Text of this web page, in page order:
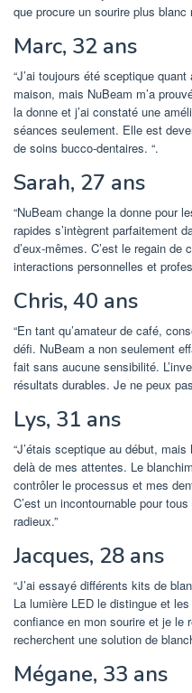
que procure un sourire plus blanc
Marc, 32 ans
“J’ai toujours été sceptique
maison, mais NuBeam m’a
la donne et j’ai constaté une
séances seulement. Elle est
de soins bucco-dentaires. “.
Sarah, 27 ans
“NuBeam change la donne pour
rapides s’intègrent parfaitement
d’eux-mêmes. C’est le regain de
interactions personnelles et
Chris, 40 ans
“En tant qu’amateur de café,
défi. NuBeam a non seulement
fait sans aucune sensibilité.
résultats durables. Je ne peux
Lys, 31 ans
“J’étais sceptique au début,
delà de mes attentes. Le
contrôler le processus et mes
C’est un incontournable pour
radieux.”
Jacques, 28 ans
“J’ai essayé différents kits de
La lumière LED le distingue et
confiance en mon sourire et je le
recherchent une solution de
Mégane, 33 ans